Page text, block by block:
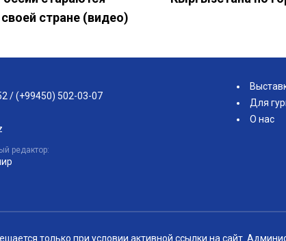
стране (видео)
/(+99450) 502-03-07
редактор:
Для
О нас
только при условии активной ссылки на сайт.